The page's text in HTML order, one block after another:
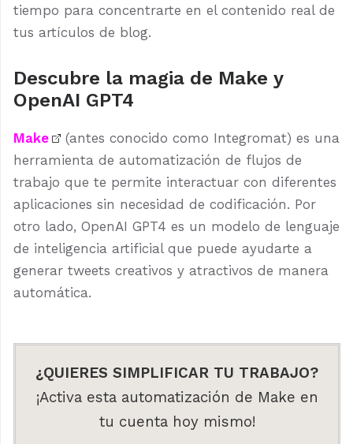
tiempo para concentrarte en el contenido real de
tus artículos de blog.
Descubre la magia de Make y
OpenAI GPT4
Make
(antes conocido como Integromat) es una
herramienta de automatización de flujos de
trabajo que te permite interactuar con diferentes
aplicaciones sin necesidad de codificación. Por
otro lado, OpenAI GPT4 es un modelo de lenguaje
de inteligencia artificial que puede ayudarte a
generar tweets creativos y atractivos de manera
automática.
¿QUIERES SIMPLIFICAR TU TRABAJO?
¡Activa esta automatización de Make en
tu cuenta hoy mismo!